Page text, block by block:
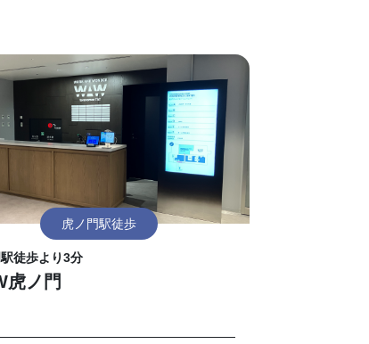
虎ノ門駅徒歩
徒歩より3分
虎ノ門